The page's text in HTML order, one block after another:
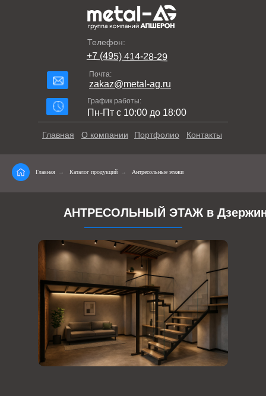
Телефон:
+7 (495) 414-28-29
Почта:
zakaz@metal-ag.ru
График работы:
Пн-Пт с 10:00 до 18:00
Контакты
Портфолио
О компании
Главная
Главная → Каталог продукций → Антресольные этажи
АНТРЕСОЛЬНЫЙ ЭТАЖ в